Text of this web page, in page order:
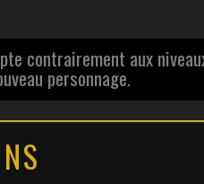
contrairement aux
personnage.